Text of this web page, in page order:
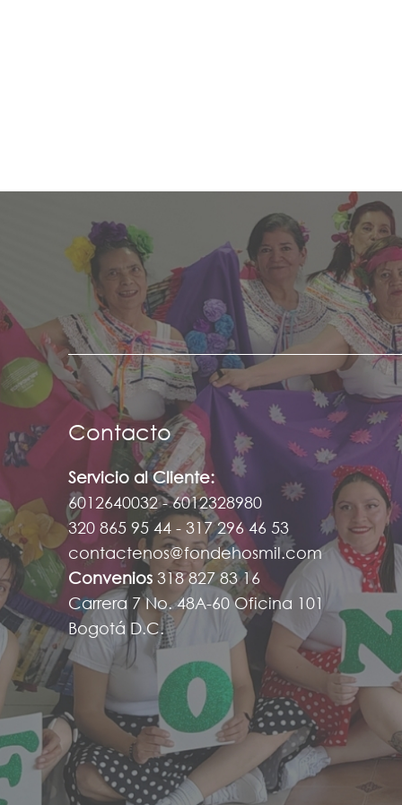
Contacto
Servicio al Cliente:
6012640032 - 6012328980
320 865 95 44 - 317 296 46 53
contactenos@fondehosmil.com
Convenios 318 827 83 16
Carrera 7 No. 48A-60 Oficina 101
Bogotá D.C.